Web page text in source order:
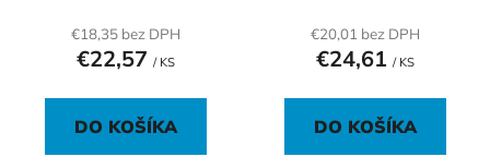
€18,35 bez DPH
€22,57 / KS
DO KOŠÍKA
€20,01 bez DPH
€24,61 / KS
DO KOŠÍKA